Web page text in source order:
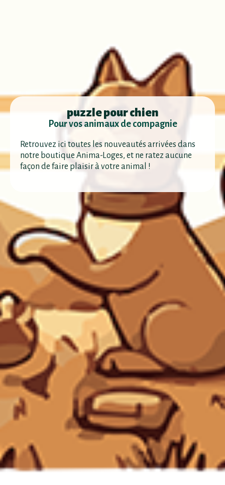
puzzle pour chien
Pour vos animaux de compagnie
Retrouvez ici toutes les nouveautés arrivées dans
notre boutique Anima-Loges, et ne ratez aucune
façon de faire plaisir à votre animal !